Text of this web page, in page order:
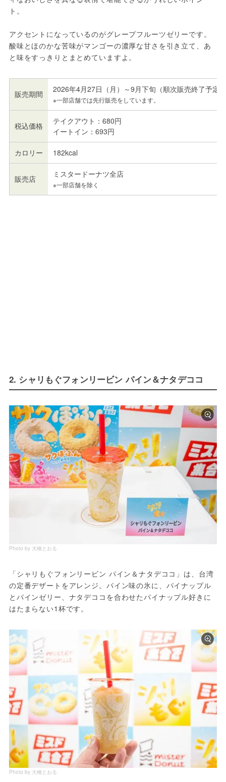
ト。
アクセントになっているのがグレープフルーツゼリーです。
酸味とほのかな苦味がマンゴーの濃厚な甘さを引き立て、あ
と味をすっきりとまとめていますよ。
販売期間 2026年4月27日（月）～9月下旬（順次販売終了予定）
※一部店舗では先行販売をしています。
税込価格
テイクアウト：680円
イートイン：693円
カロリー 182kcal
販売店 ミスタードーナツ全店
※一部店舗を除く
2. シャリもぐフォンリービン パイン＆ナタデココ
Photo by 大橋とおる
「シャリもぐフォンリービン パイン＆ナタデココ」は、台湾
の定番デザートをアレンジ。パイン味の氷に、パイナップル
とパインゼリー、ナタデココを合わせたパイナップル好きに
はたまらない1杯です。
Photo by 大橋とおる